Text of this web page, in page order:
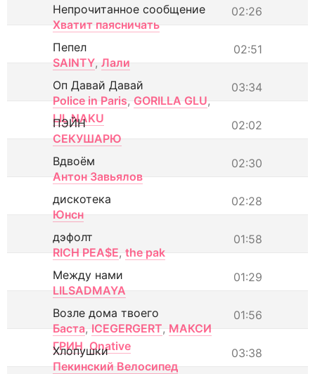
02:26
Непрочитанное сообщение
Хватит паясничать
02:51
Пепел
SAINTY, Лали
03:34
Оп Давай Давай
Police in Paris, GORILLA GLU,
LIL NAKU
02:02
ПЭЙН
СЕКУШАРЮ
02:30
Вдвоём
Антон Завьялов
02:28
дискотека
Юнсн
01:58
дэфолт
RICH PEA$E, the pak
01:29
Между нами
LILSADMAYA
01:56
Возле дома твоего
Баста, ICEGERGERT, МАКСИ
ГРИН, Onative 03:38
Хлопушки
Пекинский Велосипед